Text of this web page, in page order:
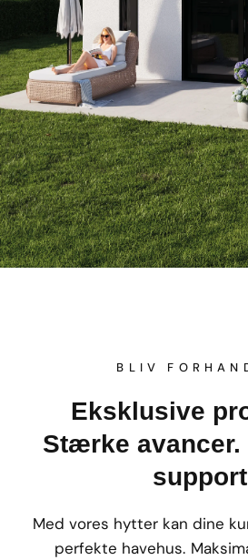
BLIV
Eksklusive
Stærke avancer.
Med vores hytter kan dine
perfekte havehus.